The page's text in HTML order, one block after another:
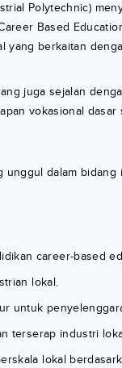
Polytechnic)
Based
berkaitan
juga sejalan
vokasional
dalam
career-based
lokal.
untuk
terserap industri
lokal